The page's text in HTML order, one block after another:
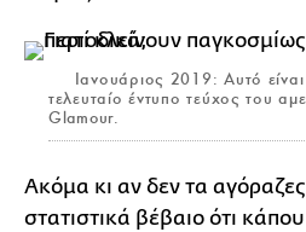
Ιανουάριος 2019: Αυτό
τελευταίο έντυπο τεύχος του
Glamour.
Ακόμα κι αν δεν τα
στατιστικά βέβαιο ότι